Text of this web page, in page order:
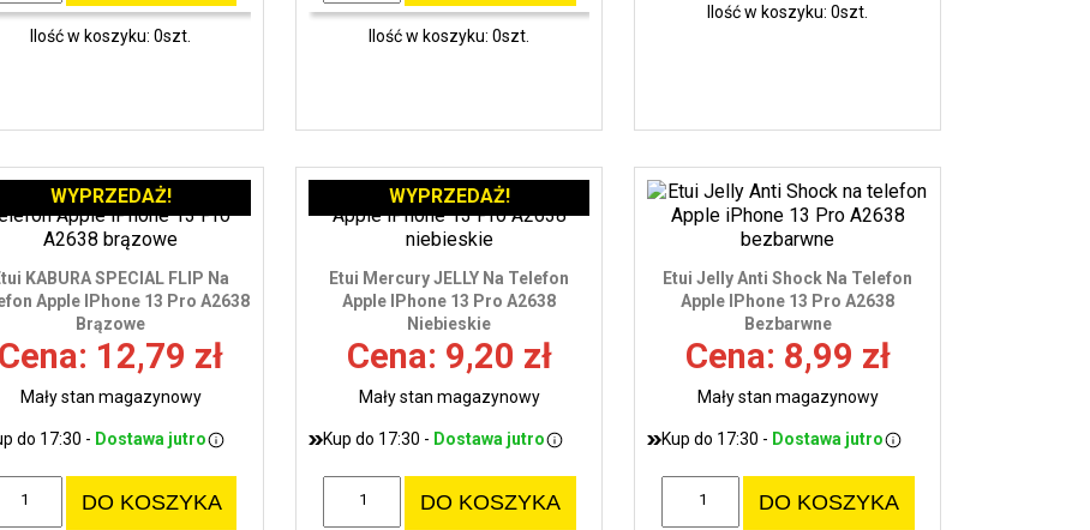
Ilość w koszyku: 0szt. Ilość w koszyku: 0szt.
Ilość w koszyku: 0szt.
KABURA SPECIAL FLIP Na
Apple IPhone 13 Pro A2638
Brązowe
Cena: 12,79 zł
Mały stan magazynowy
do 17:30 - Dostawa jutro
DO KOSZYKA
WYPRZEDAŻ!
Etui Mercury JELLY Na Telefon
Apple IPhone 13 Pro A2638
Niebieskie
Cena: 9,20 zł
Mały stan magazynowy
Kup do 17:30 - Dostawa jutro
DO KOSZYKA
WYPRZEDAŻ!
Etui Jelly Anti Shock Na Telefon
Apple IPhone 13 Pro A2638
Bezbarwne
Cena: 8,99 zł
Mały stan magazynowy
Kup do 17:30 - Dostawa jutro
DO KOSZYKA